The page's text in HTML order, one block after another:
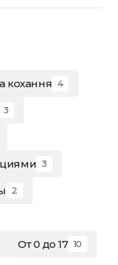
кохання 4
3
3
2
От 0 до 17 10